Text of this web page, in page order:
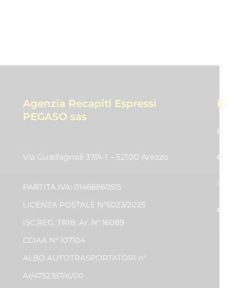
Agenzia Recapiti Espressi
PEGASO sas
Via Guadagnoli 37/A-1 – 52100 Arezzo
PARTITA IVA: 01466860515
LICENZA POSTALE N°6023/2025
ISC.REG. TRIB. Ar. N° 16089
CCIAA N° 107104
ALBO AUTOTRASPORTATORI n°
Ar/4752357/K/00